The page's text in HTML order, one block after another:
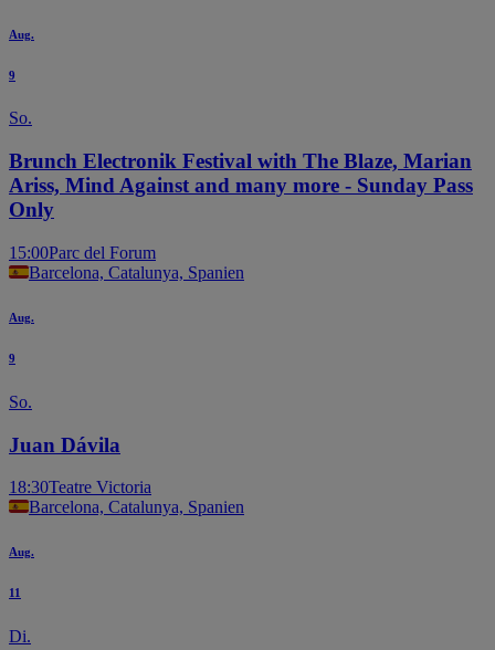
Aug.
9
So.
Brunch Electronik Festival with The Blaze, Marian
Ariss, Mind Against and many more - Sunday Pass
Only
15:00Parc del Forum
Barcelona, Catalunya, Spanien
Aug.
9
So.
Juan Dávila
18:30Teatre Victoria
Barcelona, Catalunya, Spanien
Aug.
11
Di.